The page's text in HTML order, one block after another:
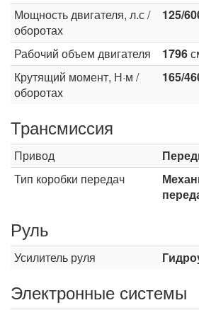
Мощность двигателя, л.с /
оборотах
125/
Рабочий объем двигателя 1796
Крутящий момент, Н·м /
оборотах
165/
Трансмиссия
Привод
Тип коробки передач
Руль
Усилитель руля
Электронные системы